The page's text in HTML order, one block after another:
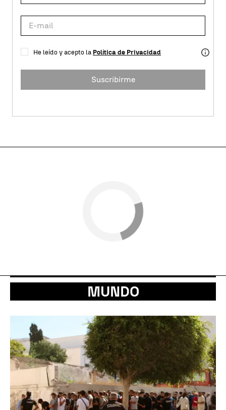
He leído y acepto la Política de Privacidad
Suscribirme
MUNDO